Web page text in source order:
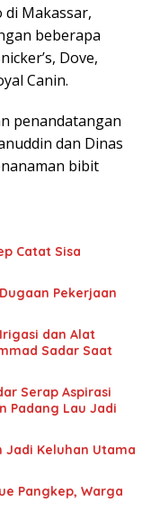
Makassar,
beberapa
Dove,
Canin.
penandatangan
dan Dinas
bibit
Catat Sisa
Pekerjaan
dan Alat
Sadar Saat
Serap Aspirasi
Padang Lau Jadi
Keluhan Utama
Pangkep, Warga